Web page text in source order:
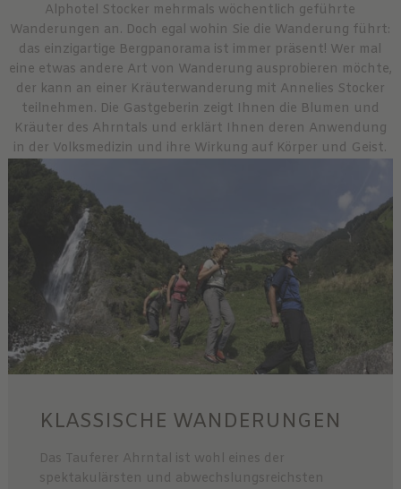
Alphotel Stocker mehrmals wöchentlich geführte
Wanderungen an. Doch egal wohin Sie die Wanderung führt:
das einzigartige Bergpanorama ist immer präsent! Wer mal
eine etwas andere Art von Wanderung ausprobieren möchte,
der kann an einer Kräuterwanderung mit Annelies Stocker
teilnehmen. Die Gastgeberin zeigt Ihnen die Blumen und
Kräuter des Ahrntals und erklärt Ihnen deren Anwendung
in der Volksmedizin und ihre Wirkung auf Körper und Geist.
KLASSISCHE WANDERUNGEN
Das Tauferer Ahrntal ist wohl eines der
spektakulärsten und abwechslungsreichsten